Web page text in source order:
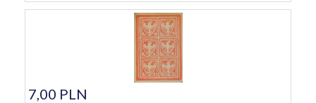
7,00 PLN